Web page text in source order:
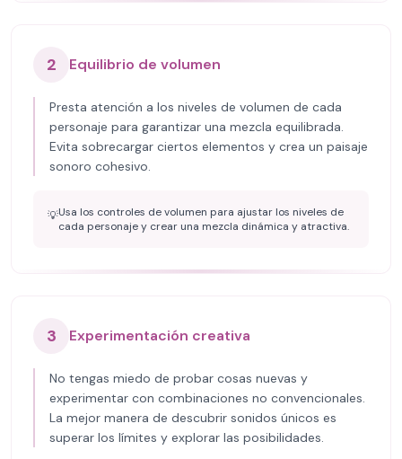
2 Equilibrio de volumen
Presta atención a los niveles de volumen de cada
personaje para garantizar una mezcla equilibrada.
Evita sobrecargar ciertos elementos y crea un paisaje
sonoro cohesivo.
💡Usa los controles de volumen para ajustar los niveles de
cada personaje y crear una mezcla dinámica y atractiva.
3 Experimentación creativa
No tengas miedo de probar cosas nuevas y
experimentar con combinaciones no convencionales.
La mejor manera de descubrir sonidos únicos es
superar los límites y explorar las posibilidades.